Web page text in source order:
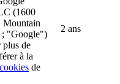
(1600
Mountain
"Google")
plus de
à la
de
2 ans